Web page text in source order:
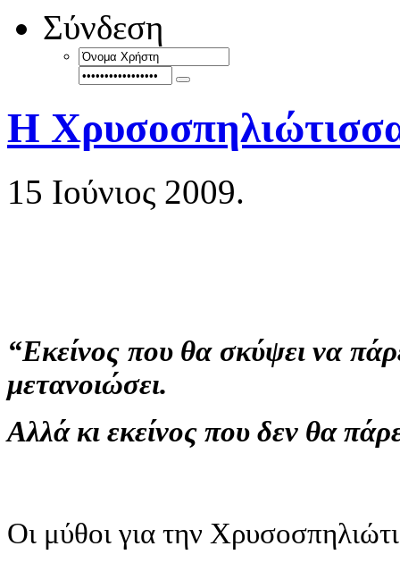
Σύνδεση
Η
15 Ιούνιος 2009.
“Εκείνος που θα σκύψει να
μετανοιώσει.
Αλλά κι εκείνος που δεν θα
Οι μύθοι για την